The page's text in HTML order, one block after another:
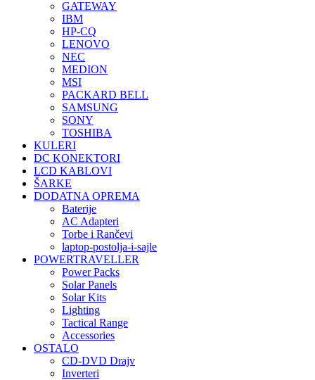
GATEWAY
IBM
HP-CQ
LENOVO
NEC
MEDION
MSI
PACKARD BELL
SAMSUNG
SONY
TOSHIBA
KULERI
DC KONEKTORI
LCD KABLOVI
ŠARKE
DODATNA OPREMA
Baterije
AC Adapteri
Torbe i Rančevi
laptop-postolja-i-sajle
POWERTRAVELLER
Power Packs
Solar Panels
Solar Kits
Lighting
Tactical Range
Accessories
OSTALO
CD-DVD Drajv
Inverteri